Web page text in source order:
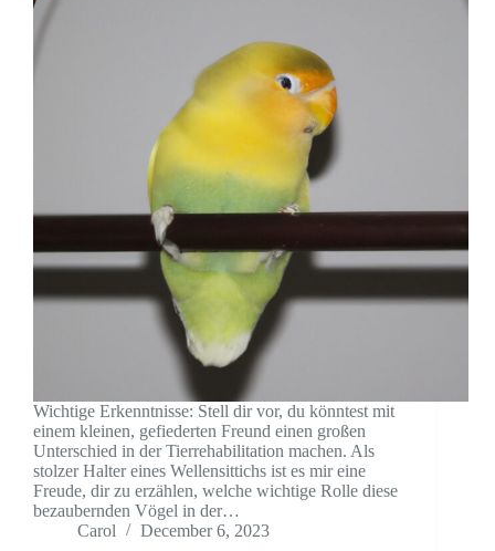
Wichtige Erkenntnisse: Stell dir vor, du könntest mit
einem kleinen, gefiederten Freund einen großen
Unterschied in der Tierrehabilitation machen. Als
stolzer Halter eines Wellensittichs ist es mir eine
Freude, dir zu erzählen, welche wichtige Rolle diese
bezaubernden Vögel in der…
Carol
December 6, 2023